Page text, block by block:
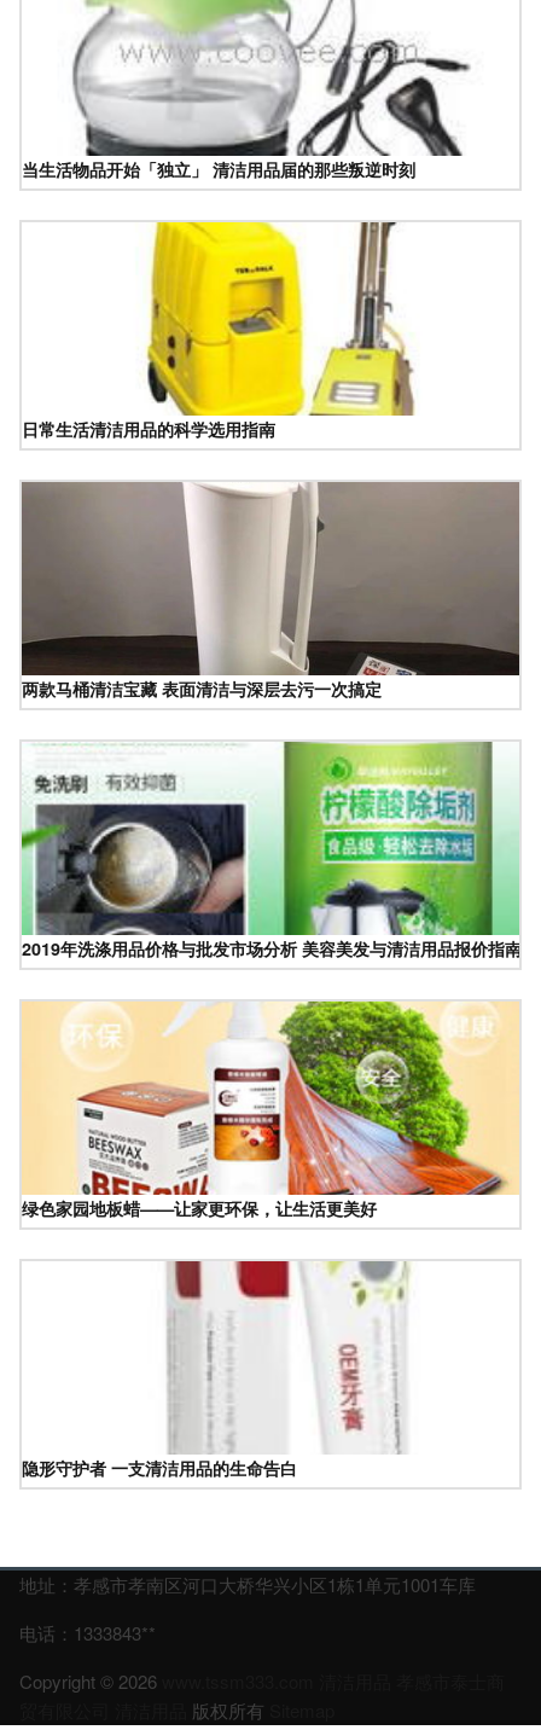
当生活物品开始「独立」 清洁用品届的那些叛逆时刻
日常生活清洁用品的科学选用指南
两款马桶清洁宝藏 表面清洁与深层去污一次搞定
2019年洗涤用品价格与批发市场分析 美容美发与清洁用品报价指南
绿色家园地板蜡——让家更环保，让生活更美好
隐形守护者 一支清洁用品的生命告白
地址：孝感市孝南区河口大桥华兴小区1栋1单元1001车库
电话：1333843**
Copyright © 2026
版权所有